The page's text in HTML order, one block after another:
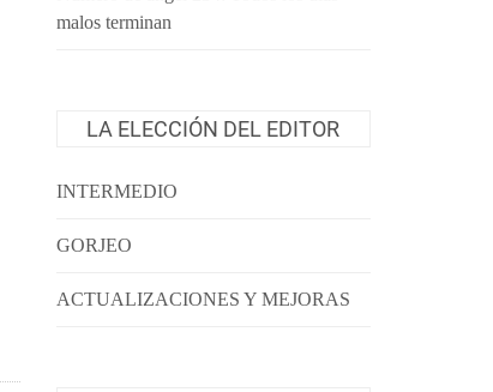
malos terminan
LA ELECCIÓN DEL EDITOR
INTERMEDIO
GORJEO
ACTUALIZACIONES Y MEJORAS